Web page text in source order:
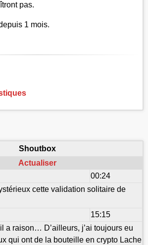
pas.
1 mois.
Shoutbox
Actualiser
00:24
cette validation solitaire de
15:15
a raison… D’ailleurs, j’ai toujours eu
qui ont de la bouteille en crypto Lache